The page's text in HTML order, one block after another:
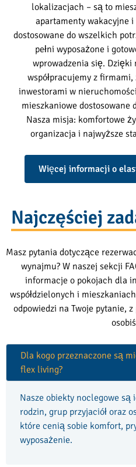
lokalizacjach – są to
apartamenty wakacyjne
dostosowane do wszelkich
pełni wyposażone i
wprowadzenia się.
współpracujemy z
inwestorami w
mieszkaniowe dostosowane
Nasza misja: komfortowe
organizacja i najwyższe
Więcej informacji o
Najczęściej
Masz pytania dotyczące
wynajmu? W naszej sekcji
informacje o pokojach dla
współdzielonych i
odpowiedzi na Twoje pytanie,
Dla kogo przeznaczone są
flex living?
Nasze obiekty noclegowe są
rodzin, grup przyjaciół oraz
które cenią sobie komfort,
wyposażenie.